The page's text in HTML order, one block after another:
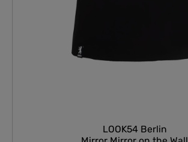
LOOK54 Berlin